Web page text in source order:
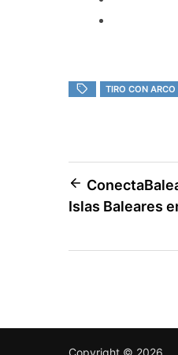
TIRO CON ARCO
Islas Baleares